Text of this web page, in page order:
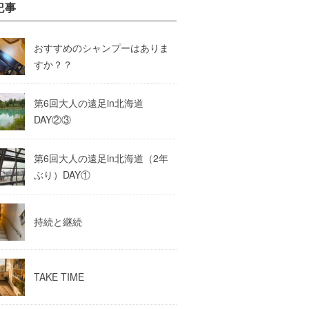
事
おすすめのシャンプーはありま
すか？？
第6回大人の遠足in北海道
DAY②③
第6回大人の遠足in北海道（2年
ぶり）DAY①
持続と継続
TAKE TIME